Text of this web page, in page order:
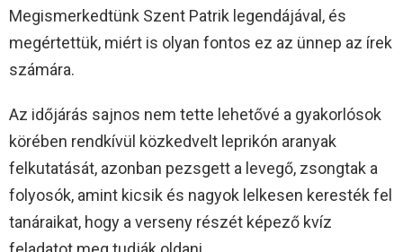
Megismerkedtünk Szent Patrik legendájával, és
megértettük, miért is olyan fontos ez az ünnep az írek
számára.
Az időjárás sajnos nem tette lehetővé a gyakorlósok
körében rendkívül közkedvelt leprikón aranyak
felkutatását, azonban pezsgett a levegő, zsongtak a
folyosók, amint kicsik és nagyok lelkesen keresték fel
tanáraikat, hogy a verseny részét képező kvíz